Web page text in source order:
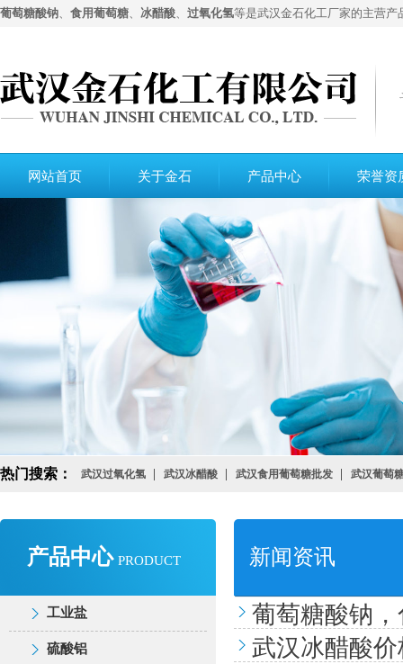
葡萄糖酸钠、 食用葡萄糖、 冰醋酸、 过氧化氢等是武汉金石化工厂家的主营产
网站首页 关于金石 产品中心 荣誉资
热门搜索： 武汉过氧化氢 武汉冰醋酸 武汉食用葡萄糖批发 武汉葡萄
产品中心 PRODUCT
工业盐
工业盐
硫酸铝
新闻资讯
葡萄糖酸钠
武汉冰醋酸